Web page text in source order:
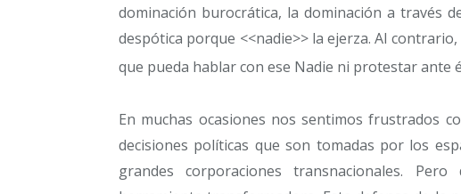
dominación burocrática, la dominación a través
despótica porque <<nadie>> la ejerza. Al
que pueda hablar con ese Nadie ni protestar ante
En muchas ocasiones nos sentimos frustrados
decisiones políticas que son tomadas por los
grandes corporaciones transnacionales.